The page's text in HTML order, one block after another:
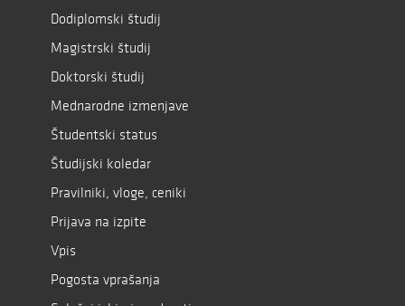
Dodiplomski študij
Magistrski študij
Doktorski študij
Mednarodne izmenjave
Študentski status
Študijski koledar
Pravilniki, vloge, ceniki
Prijava na izpite
Vpis
Pogosta vprašanja